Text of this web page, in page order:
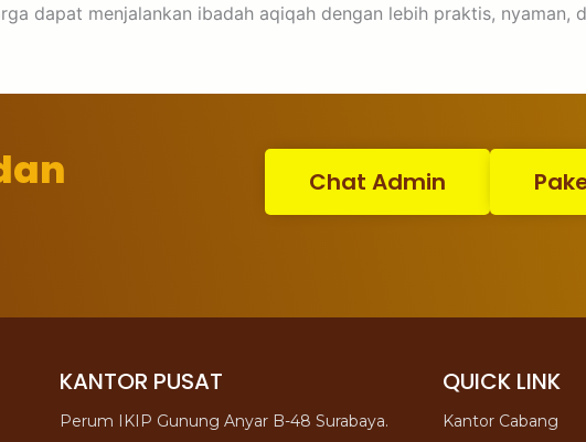
dapat menjalankan ibadah aqiqah dengan lebih praktis, nyaman,
Chat Admin
KANTOR PUSAT
Perum IKIP Gunung Anyar B-48 Surabaya.
QUICK LINK
Kantor Cabang